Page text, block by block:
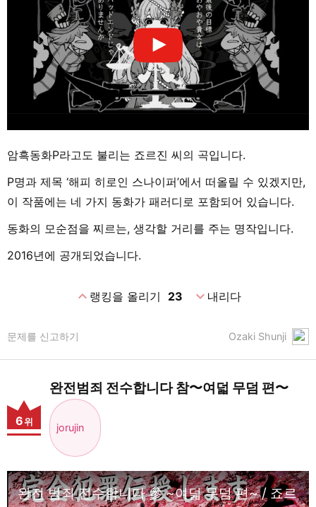
암흑동화P라고도 불리는 죠르진 씨의 곡입니다.
P명과 제목 ‘해피 히로인 스나이퍼’에서 떠올릴 수 있겠지만,
이 작품에는 네 가지 동화가 패러디로 포함되어 있습니다.
동화의 모순점을 찌르는, 생각할 거리를 주는 명작입니다.
2016년에 공개되었습니다.
expand_less랭킹을 올리기 23 expand_more내리다
Ozaki Shunji
문제를 신고하기
완전범죄 전수합니다 참〜여덟 무덤 편〜
jorujin
6위
완전 범죄 전수합니다 參 ~여덟 무덤 편~ / 죠르진